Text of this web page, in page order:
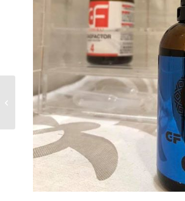
本格的に始動開始のヘキサジーファ
クター